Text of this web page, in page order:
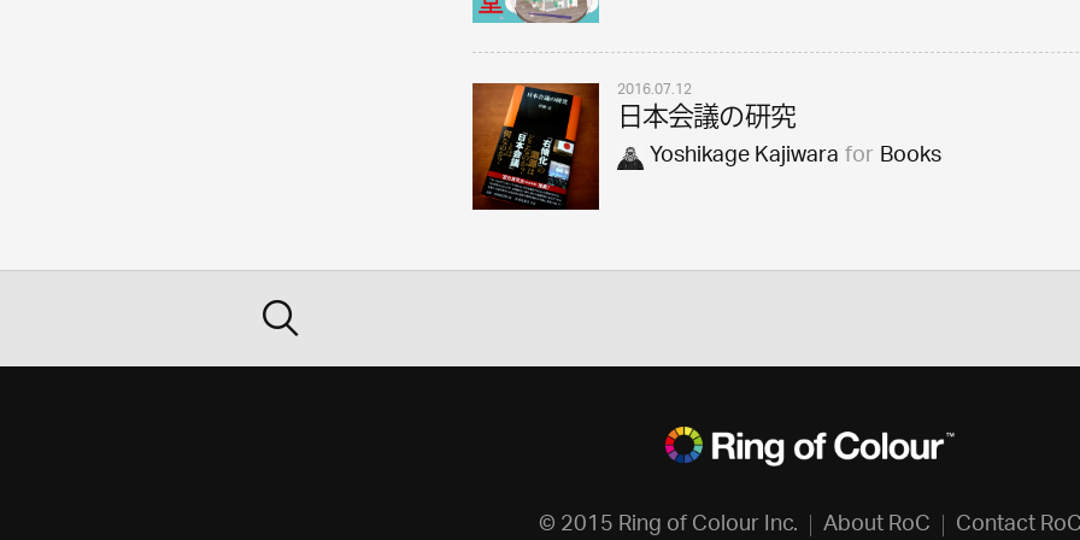
2016.07.12
日本会議の研究
Yoshikage KajiwaraforBooks
© 2015 Ring of Colour Inc. About RoC Contact